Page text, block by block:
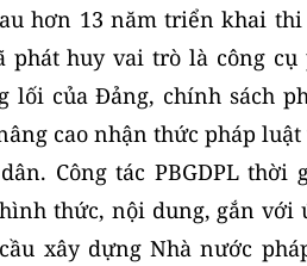
hơn 13 năm triển khai
phát huy vai trò là công
lối của Đảng, chính sách
cao nhận thức pháp
Công tác PBGDPL
thức, nội dung, gắn với
xây dựng Nhà nước